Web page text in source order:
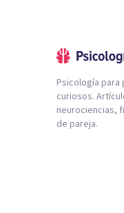
Psicología
curiosos.
neurociencias,
de pareja.